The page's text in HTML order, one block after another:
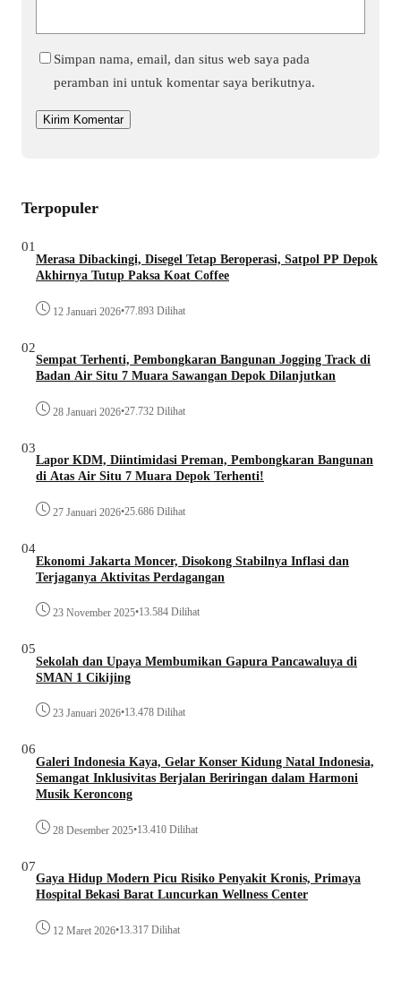
Simpan nama, email, dan situs web saya pada
peramban ini untuk komentar saya berikutnya.
Terpopuler
01
Merasa Dibackingi, Disegel Tetap Beroperasi, Satpol PP Depok
Akhirnya Tutup Paksa Koat Coffee
12 Januari 2026•77.893 Dilihat
02
Sempat Terhenti, Pembongkaran Bangunan Jogging Track di
Badan Air Situ 7 Muara Sawangan Depok Dilanjutkan
28 Januari 2026•27.732 Dilihat
03
Lapor KDM, Diintimidasi Preman, Pembongkaran Bangunan
di Atas Air Situ 7 Muara Depok Terhenti!
27 Januari 2026•25.686 Dilihat
04
Ekonomi Jakarta Moncer, Disokong Stabilnya Inflasi dan
Terjaganya Aktivitas Perdagangan
23 November 2025•13.584 Dilihat
05
Sekolah dan Upaya Membumikan Gapura Pancawaluya di
SMAN 1 Cikijing
23 Januari 2026•13.478 Dilihat
06
Galeri Indonesia Kaya, Gelar Konser Kidung Natal Indonesia,
Semangat Inklusivitas Berjalan Beriringan dalam Harmoni
Musik Keroncong
28 Desember 2025•13.410 Dilihat
07
Gaya Hidup Modern Picu Risiko Penyakit Kronis, Primaya
Hospital Bekasi Barat Luncurkan Wellness Center
12 Maret 2026•13.317 Dilihat